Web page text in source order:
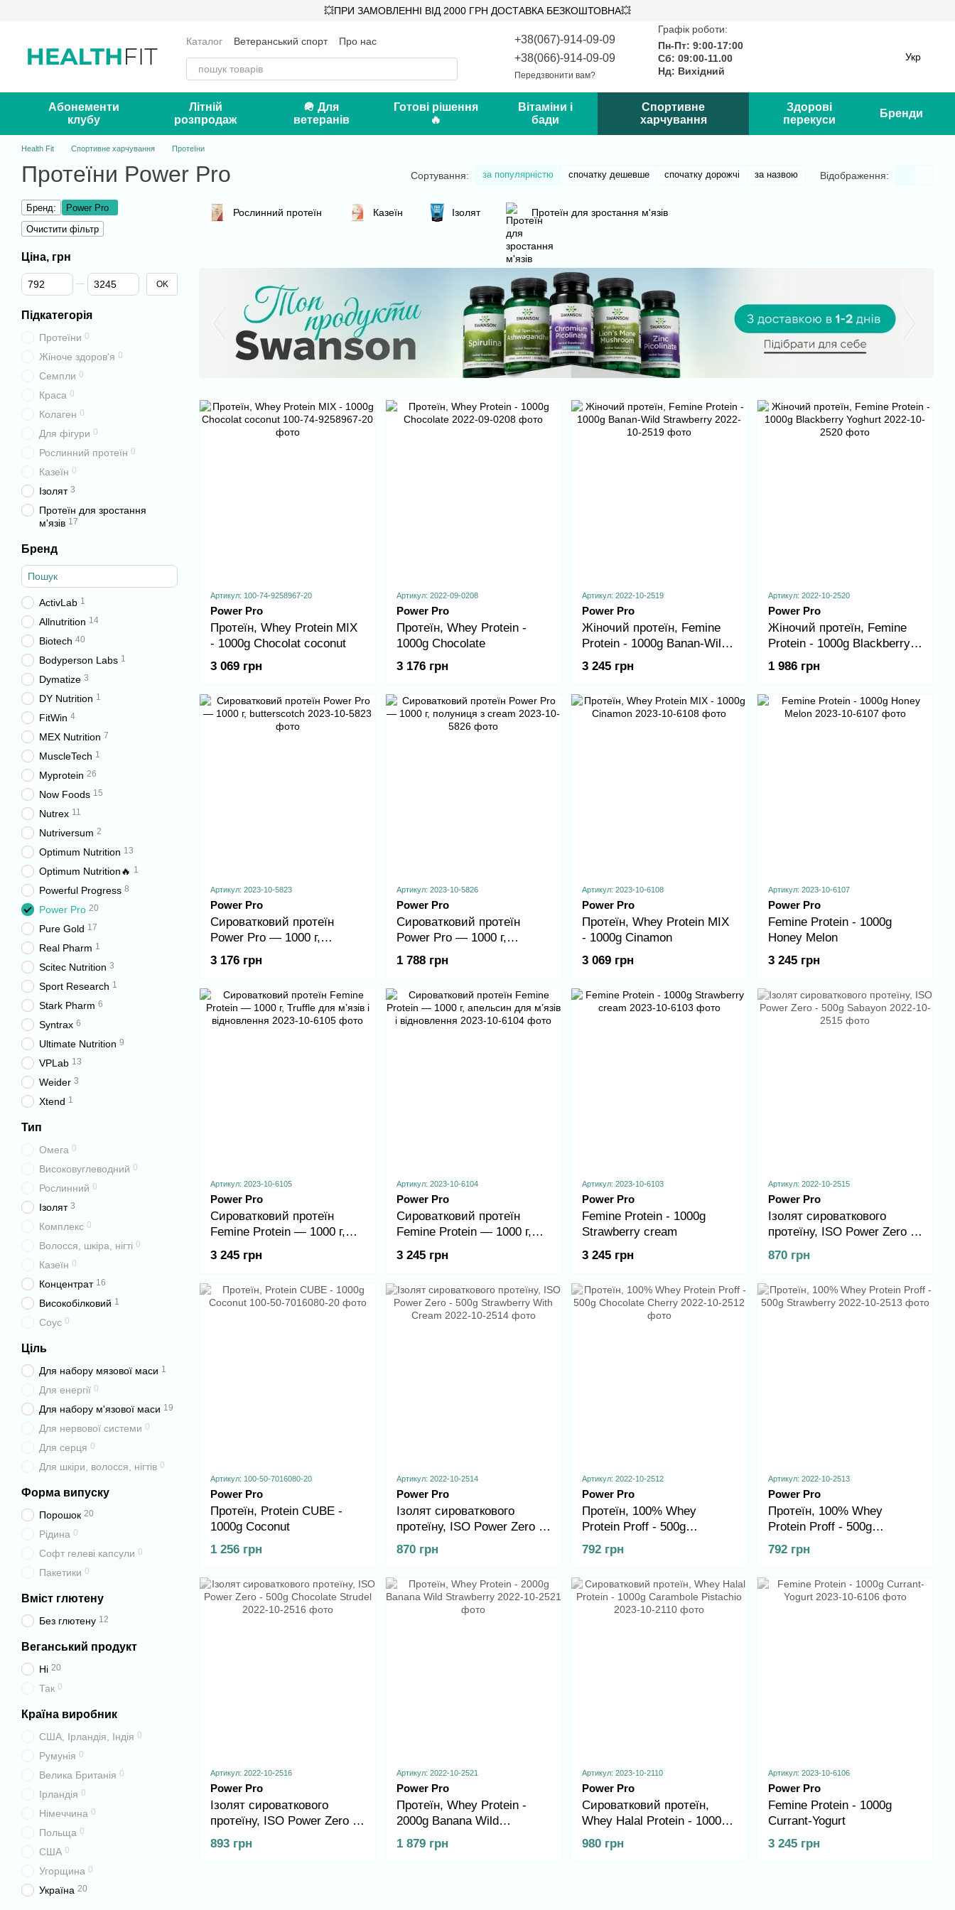
💥ПРИ ЗАМОВЛЕННІ ВІД 2000 ГРН ДОСТАВКА БЕЗКОШТОВНА💥
Каталог Ветеранський спорт
Про нас
Оплата і доставка
Сертифікати
Відгуки про магазин
Контакти
Блог
+38(067)-914-09-09
+38(066)-914-09-09
Передзвонити вам?
Графік роботи:
Пн-Пт: 9:00-17:00
Сб: 09:00-11.00
Нд: Вихідний
Укр
Абонементи
клубу
Літній
розпродаж
🪖 Для
ветеранів
Готові рішення
🔥
Вітаміни і
бади
Спортивне
харчування
Здорові
перекуси
Бренди
Health Fit Спортивне харчування Протеїни
Протеїни Power Pro Сортування: за популярністю спочатку дешевше спочатку дорожчі за назвою Відображення:
Рослинний протеїн Казеїн Ізолят Протеїн для зростання м'язів
Артикул: 100-74-9258967-20
Power Pro
Протеїн, Whey Protein MIX
- 1000g Chocolat coconut
3 069 грн
Артикул: 2022-09-0208
Power Pro
Протеїн, Whey Protein -
1000g Chocolate
3 176 грн
Артикул: 2022-10-2519
Power Pro
Жіночий протеїн, Femine
Protein - 1000g Banan-Wild
Strawberry
3 245 грн
Артикул: 2022-10-2520
Power Pro
Жіночий протеїн, Femine
Protein - 1000g Blackberry
Yoghurt
1 986 грн
Артикул: 2023-10-5823
Power Pro
Сироватковий протеїн
Power Pro — 1000 г,
butterscotch
3 176 грн
Артикул: 2023-10-5826
Power Pro
Сироватковий протеїн
Power Pro — 1000 г,
полуниця з cream
1 788 грн
Артикул: 2023-10-6108
Power Pro
Протеїн, Whey Protein MIX
- 1000g Cinamon
3 069 грн
Артикул: 2023-10-6107
Power Pro
Femine Protein - 1000g
Honey Melon
3 245 грн
Артикул: 2023-10-6105
Power Pro
Сироватковий протеїн
Femine Protein — 1000 г,
Truffle для м’язів і
відновлення
3 245 грн
Артикул: 2023-10-6104
Power Pro
Сироватковий протеїн
Femine Protein — 1000 г,
апельсин для м’язів і
відновлення
3 245 грн
Артикул: 2023-10-6103
Power Pro
Femine Protein - 1000g
Strawberry cream
3 245 грн
Артикул: 2022-10-2515
Power Pro
Ізолят сироваткового
протеїну, ISO Power Zero -
500g Sabayon
870 грн
Артикул: 100-50-7016080-20
Power Pro
Протеїн, Protein CUBE -
1000g Coconut
1 256 грн
Артикул: 2022-10-2514
Power Pro
Ізолят сироваткового
протеїну, ISO Power Zero -
500g Strawberry With Cream
870 грн
Артикул: 2022-10-2512
Power Pro
Протеїн, 100% Whey
Protein Proff - 500g
Chocolate Cherry
792 грн
Артикул: 2022-10-2513
Power Pro
Протеїн, 100% Whey
Protein Proff - 500g
Strawberry
792 грн
Артикул: 2022-10-2516
Power Pro
Ізолят сироваткового
протеїну, ISO Power Zero -
500g Chocolate Strudel
893 грн
Артикул: 2022-10-2521
Power Pro
Протеїн, Whey Protein -
2000g Banana Wild
Strawberry
1 879 грн
Артикул: 2023-10-2110
Power Pro
Сироватковий протеїн,
Whey Halal Protein - 1000g
Carambole Pistachio
980 грн
Артикул: 2023-10-6106
Power Pro
Femine Protein - 1000g
Currant-Yogurt
3 245 грн
Бренд:
Power Pro
Очистити фільтр
Ціна, грн
Від Ціна, грн
До Ціна, грн
OK
Підкатегорія
Протеїни 0
Жіноче здоров'я 0
Семпли 0
Краса 0
Колаген 0
Для фігури 0
Рослинний протеїн 0
Казеїн 0
Ізолят 3
Протеїн для зростання
м'язів 17
Бренд
ActivLab 1
Allnutrition 14
Biotech 40
Bodyperson Labs 1
Dymatize 3
DY Nutrition 1
FitWin 4
MEX Nutrition 7
MuscleTech 1
Myprotein 26
Now Foods 15
Nutrex 11
Nutriversum 2
Optimum Nutrition 13
Optimum Nutrition🔥 1
Powerful Progress 8
Power Pro 20
Pure Gold 17
Real Pharm 1
Scitec Nutrition 3
Sport Research 1
Stark Pharm 6
Syntrax 6
Ultimate Nutrition 9
VPLab 13
Weider 3
Xtend 1
Тип
Омега 0
Високовуглеводний 0
Рослинний 0
Ізолят 3
Комплекс 0
Волосся, шкіра, нігті 0
Казеїн 0
Концентрат 16
Високобілковий 1
Соус 0
Ціль
Для набору мязової маси 1
Для енергії 0
Для набору м'язової маси 19
Для нервової системи 0
Для серця 0
Для шкіри, волосся, нігтів 0
Форма випуску
Порошок 20
Рідина 0
Софт гелеві капсули 0
Пакетики 0
Вміст глютену
Без глютену 12
Веганський продукт
Ні 20
Так 0
Країна виробник
США, Ірландія, Індія 0
Румунія 0
Велика Британія 0
Ірландія 0
Німеччина 0
Польща 0
США 0
Угорщина 0
Україна 20